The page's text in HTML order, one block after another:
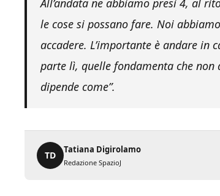
All’andata ne abbiamo presi 4, al
le cose si possano fare. Noi
accadere. L’importante è andare in
parte lì, quelle fondamenta che non
dipende come”.
TD
Tatiana Digirolamo
Redazione SpazioJ